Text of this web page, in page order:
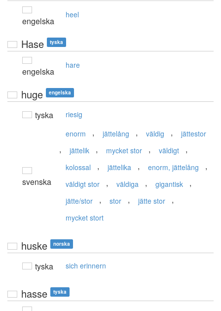
engelska
heel
Hase tyska
engelska
hare
huge engelska
tyska riesig
svenska
enorm , jättelång , väldig , jättestor
, jättelik , mycket stor , väldigt ,
kolossal , jättelika , enorm, jättelång ,
väldigt stor , väldiga , gigantisk ,
jätte/stor , stor , jätte stor ,
mycket stort
huske norska
tyska sich erinnern
hasse tyska